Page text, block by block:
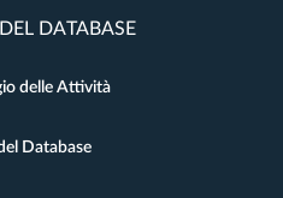
DATABASE
delle Attività
Database